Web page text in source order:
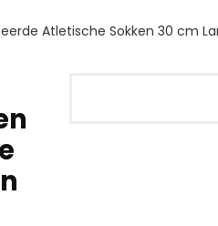
Atletische Sokken 30 cm